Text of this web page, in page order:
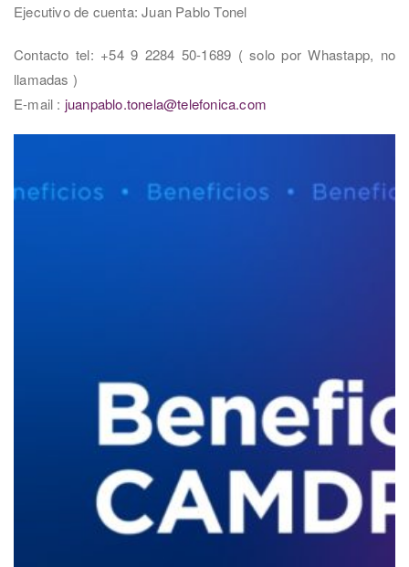
Ejecutivo de cuenta: Juan Pablo Tonel
Contacto tel: +54 9 2284 50-1689 ( solo por Whastapp, no
llamadas )
E-mail : juanpablo.tonela@telefonica.com